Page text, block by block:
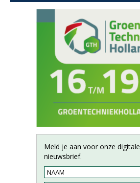
Meld je aan voor onze digitale
nieuwsbrief.